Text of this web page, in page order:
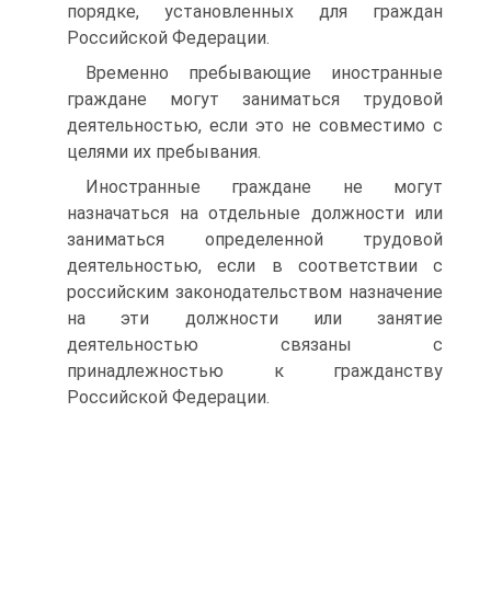
порядке, установленных для граждан
Российской Федерации.
Временно пребывающие иностранные
граждане могут заниматься трудовой
деятельностью, если это не совместимо с
целями их пребывания.
Иностранные граждане не могут
назначаться на отдельные должности или
заниматься определенной трудовой
деятельностью, если в соответствии с
российским законодательством назначение
на эти должности или занятие
деятельностью связаны с
принадлежностью к гражданству
Российской Федерации.